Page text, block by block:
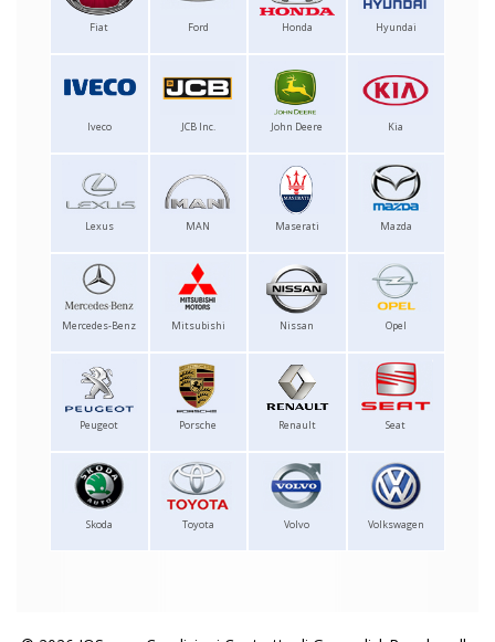
Fiat Ford Honda Hyundai
Iveco JCB Inc. John Deere Kia
Lexus MAN Maserati Mazda
Mercedes-Benz Mitsubishi Nissan Opel
Peugeot Porsche Renault Seat
Skoda Toyota Volvo Volkswagen